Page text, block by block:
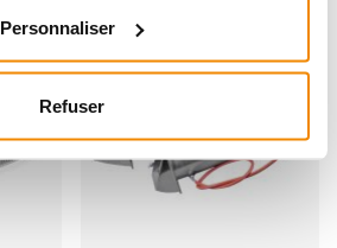
Personnaliser
Refuser